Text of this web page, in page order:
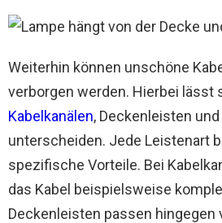
Weiterhin können unschöne
verborgen werden. Hierbei lässt
Kabelkanälen, Deckenleisten
unterscheiden. Jede Leistenart
spezifische Vorteile. Bei
das Kabel beispielsweise
Deckenleisten passen hingegen